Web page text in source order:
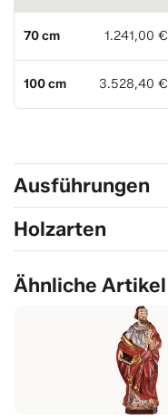
70 cm 1.241,00 €
100 cm 3.528,40 €
Ausführungen
Holzarten
Ähnliche Artikel